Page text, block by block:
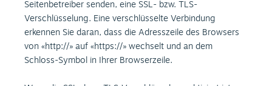
Seitenbetreiber senden, eine SSL- bzw. TLS-
Verschlüsselung. Eine verschlüsselte Verbindung
erkennen Sie daran, dass die Adresszeile des Browsers
von «http://» auf «https://» wechselt und an dem
Schloss-Symbol in Ihrer Browserzeile.